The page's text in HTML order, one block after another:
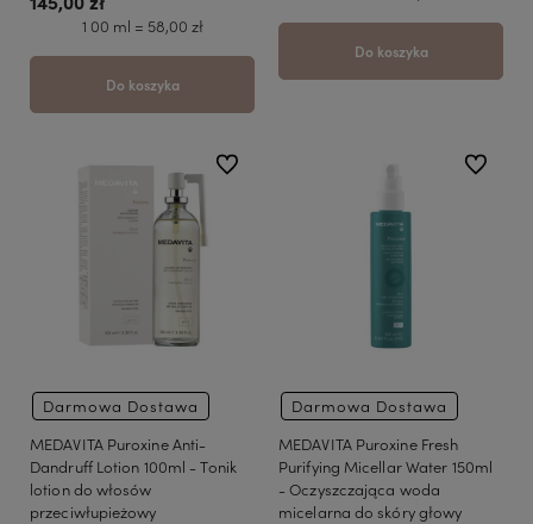
1 00 ml = 58,00 zł
Do koszyka
Do koszyka
Darmowa Dostawa
MEDAVITA Puroxine Anti-
Dandruff Lotion 100ml - Tonik
lotion do włosów
przeciwłupieżowy
do ulubionych
Darmowa Dostawa
MEDAVITA Puroxine Fresh
Purifying Micellar Water 150ml
- Oczyszczająca woda
micelarna do skóry głowy
do